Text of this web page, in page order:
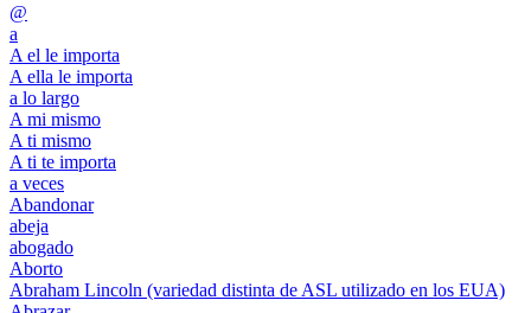
@
a
A el le importa
A ella le importa
a lo largo
A mi mismo
A ti mismo
A ti te importa
a veces
Abandonar
abeja
abogado
Aborto
Abraham Lincoln (variedad distinta de ASL utilizado en los EUA)